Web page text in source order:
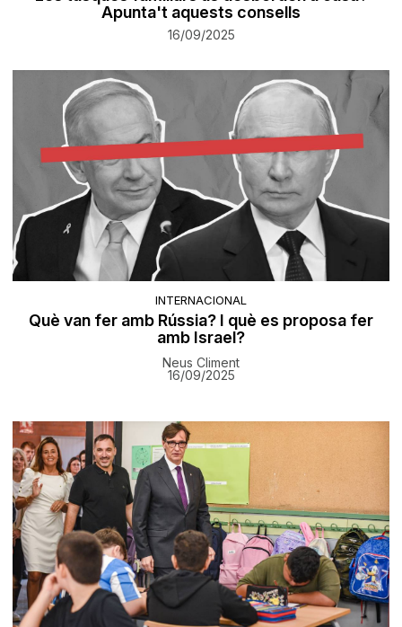
Apunta't aquests consells
16/09/2025
INTERNACIONAL
Què van fer amb Rússia? I què es proposa fer
amb Israel?
Neus Climent
16/09/2025